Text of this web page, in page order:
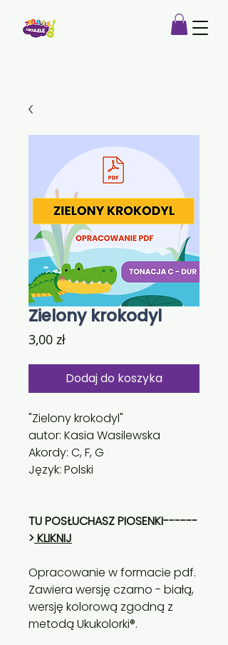
Zielony krokodyl
3,00 złCena
Dodaj do koszyka
"Zielony krokodyl"
autor: Kasia Wasilewska
Akordy: C, F, G
Język: Polski
TU POSŁUCHASZ PIOSENKI------
>KLIKNIJ
Opracowanie w formacie pdf.
Zawiera wersję czarno - białą,
wersję kolorową zgodną z
metodą Ukukolorki®.